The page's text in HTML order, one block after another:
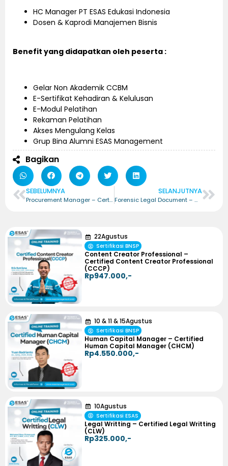
HC Manager PT ESAS Edukasi Indonesia
Dosen & Kaprodi Manajemen Bisnis
Benefit yang didapatkan oleh peserta :
Gelar Non Akademik CCBM
E-Sertifikat Kehadiran & Kelulusan
E-Modul Pelatihan
Rekaman Pelatihan
Akses Mengulang Kelas
Grup Bina Alumni ESAS Management
Bagikan
SEBELUMNYA
Procurement Manager – Certified Procurement Manager (CPMg)
SELANJUTNYA
Forensic Legal Document – Certified Forensic Legal Document (CFLD)
22Agustus
Sertifikasi BNSP
Content Creator Professional –
Certified Content Creator Professional
(CCCP)
Rp947.000,-
10 &11&15Agustus
Sertifikasi BNSP
Human Capital Manager – Certified
Human Capital Manager (CHCM)
Rp4.550.000,-
10Agustus
Sertifikasi ESAS
Legal Writting – Certified Legal Writting
(CLW)
Rp325.000,-